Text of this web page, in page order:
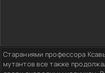
Стараниями профессора
мутантов все также